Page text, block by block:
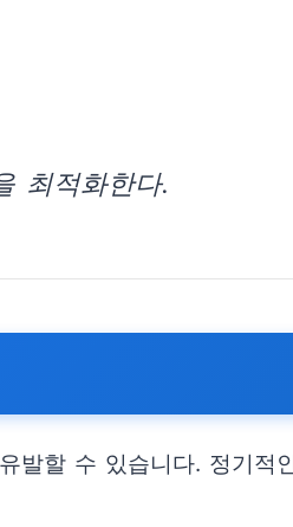
최적화한다.
발할 수 있습니다. 정기